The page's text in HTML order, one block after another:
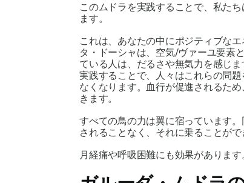
このムドラ を実践することで、私たち
ます。
これは、あなたの中にポジティブな
タ・ ドーシャは、空気/ヴァーユ要素
ている人は、だるさや無気力を感じ
実践することで、人々はこれらの問
なくなります。血行が促進されるた
きます。
すべての鳥の力は翼に宿っています
されることなく、それに乗ることがで
月経痛や呼吸困難にも効果があります